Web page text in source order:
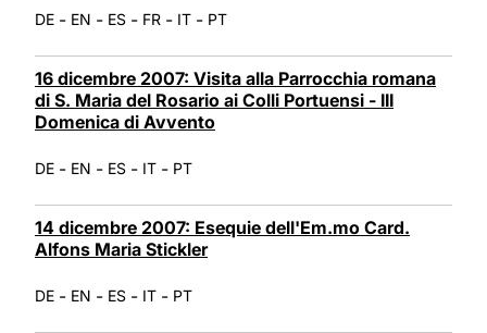
DE - EN - ES - FR - IT - PT
16 dicembre 2007: Visita alla Parrocchia romana
di S. Maria del Rosario ai Colli Portuensi - III
Domenica di Avvento
DE - EN - ES - IT - PT
14 dicembre 2007: Esequie dell'Em.mo Card.
Alfons Maria Stickler
DE - EN - ES - IT - PT